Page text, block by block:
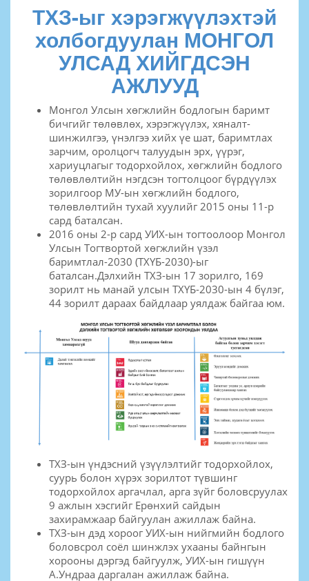
ТХЗ-ыг хэрэгжүүлэхтэй
холбогдуулан МОНГОЛ
УЛСАД ХИЙГДСЭН
АЖЛУУД
Монгол Улсын хөгжлийн бодлогын баримт
бичгийг төлөвлөх, хэрэгжүүлэх, хяналт-
шинжилгээ, үнэлгээ хийх үе шат, баримтлах
зарчим, оролцогч талуудын эрх, үүрэг,
хариуцлагыг тодорхойлох, хөгжлийн бодлого
төлөвлөлтийн нэгдсэн тогтолцоог бүрдүүлэх
зорилгоор МУ-ын хөгжлийн бодлого,
төлөвлөлтийн тухай хуулийг 2015 оны 11-р
сард баталсан.
2016 оны 2-р сард УИХ-ын тогтоолоор Монгол
Улсын Тогтвортой хөгжлийн үзэл
баримтлал-2030 (ТХҮБ-2030)-ыг
баталсан.Дэлхийн ТХЗ-ын 17 зорилго, 169
зорилт нь манай улсын ТХҮБ-2030-ын 4 бүлэг,
44 зорилт дараах байдлаар уялдаж байгаа юм.
ТХЗ-ын үндэсний үзүүлэлтийг тодорхойлох,
суурь болон хүрэх зорилтот түвшинг
тодорхойлох аргачлал, арга зүйг боловсруулах
9 ажлын хэсгийг Ерөнхий сайдын
захирамжаар байгуулан ажиллаж байна.
ТХЗ-ын дэд хороог УИХ-ын нийгмийн бодлого
боловсрол соёл шинжлэх ухааны байнгын
хорооны дэргэд байгуулж, УИХ-ын гишүүн
А.Ундраа даргалан ажиллаж байна.